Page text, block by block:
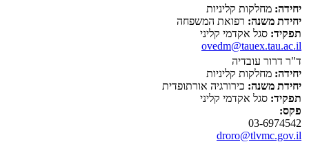
יחידה: מחלקות קליניות
יחידת משנה: רפואת המשפחה
תפקיד: סגל אקדמי קליני
ovedm@tauex.tau.ac.il
ד"ר דרור עובדיה
יחידה: מחלקות קליניות
יחידת משנה: כירורגיה אורתופדית
תפקיד: סגל אקדמי קליני
פקס:
03-6974542
droro@tlvmc.gov.il